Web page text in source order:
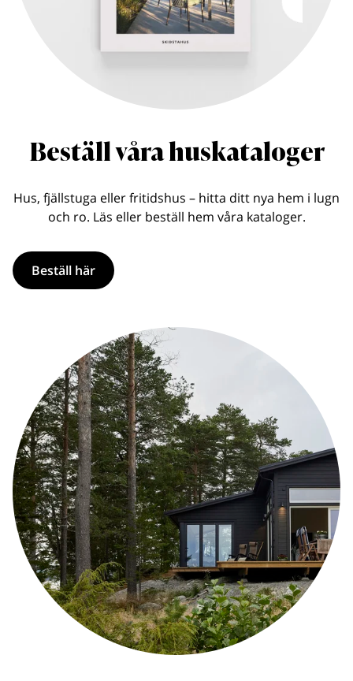
Beställ våra huskataloger
Hus, fjällstuga eller fritidshus – hitta ditt nya hem i lugn
och ro. Läs eller beställ hem våra kataloger.
Beställ här